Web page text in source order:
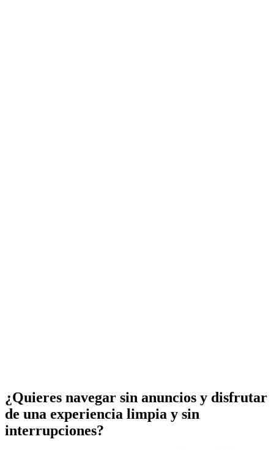
¿Quieres navegar sin anuncios y disfrutar
de una experiencia limpia y sin
interrupciones?